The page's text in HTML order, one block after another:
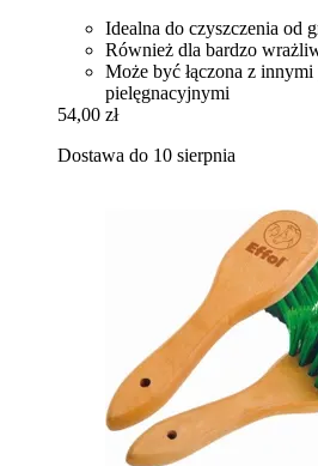
Idealna do czyszczenia od
Również dla bardzo
Może być łączona z
pielęgnacyjnymi
54,00 zł
Dostawa do 10 sierpnia